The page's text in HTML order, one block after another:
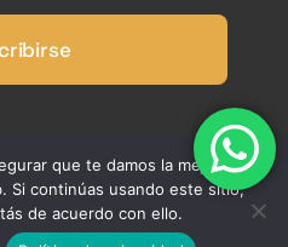
que te damos la mejor
Si continúas usando este sitio,
de acuerdo con ello.